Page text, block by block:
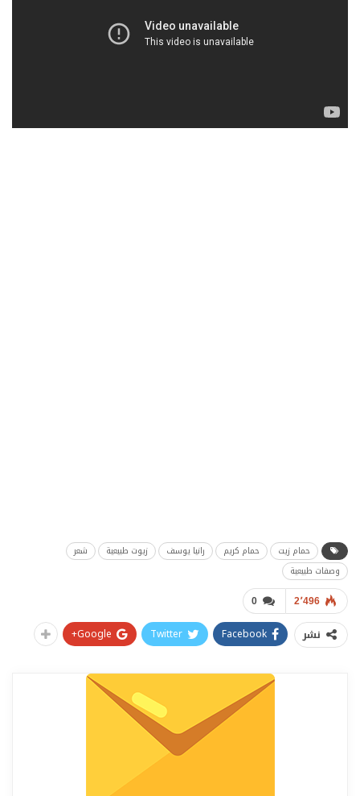
حمام زيت حمام كريم رانيا يوسف زيوت طبيعية
شعر
وصفات طبيعية
0 2٬496
نشر Facebook
Twitter
Google+